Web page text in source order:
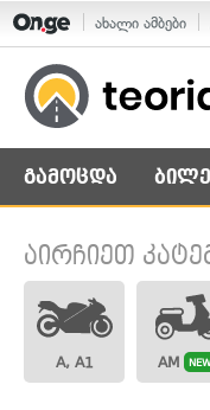
ახალი ამბები
გამოცდა
აირჩიეთ
A, A1 AM NEW